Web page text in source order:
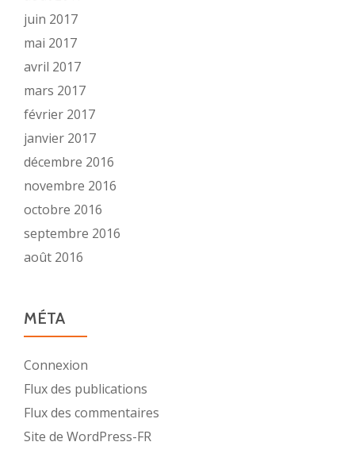
juin 2017
mai 2017
avril 2017
mars 2017
février 2017
janvier 2017
décembre 2016
novembre 2016
octobre 2016
septembre 2016
août 2016
MÉTA
Connexion
Flux des publications
Flux des commentaires
Site de WordPress-FR